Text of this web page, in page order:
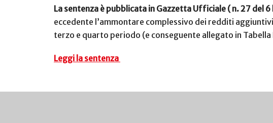
La sentenza è pubblicata in Gazzetta Ufficiale ( n. 27 del
eccedente l’ammontare complessivo dei redditi
terzo e quarto periodo (e conseguente allegato in
Leggi la sentenza